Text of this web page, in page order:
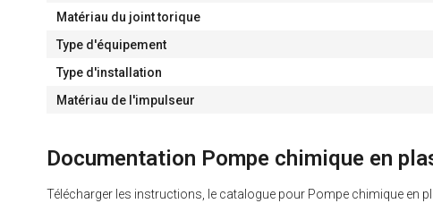
Matériau du joint torique
Type d'équipement
Type d'installation
Matériau de l'impulseur
Documentation Pompe chimique en
Télécharger les instructions, le catalogue pour Pompe chimique en